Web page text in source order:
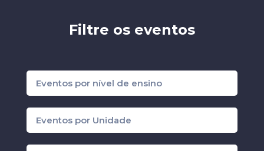
Filtre os eventos
Eventos por nível de ensino
Eventos por Unidade